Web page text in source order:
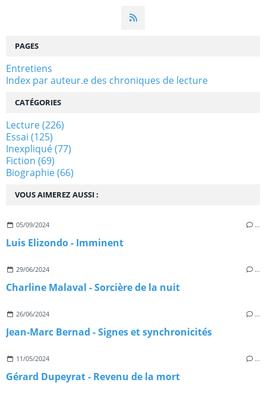
VOUS AIMEREZ AUSSI :
05/09/2024 …
Luis Elizondo - Imminent
29/06/2024 …
Charline Malaval - Sorcière de la nuit
26/06/2024 …
Jean-Marc Bernad - Signes et synchronicités
11/05/2024 …
Gérard Dupeyrat - Revenu de la mort
PAGES
Entretiens
Index par auteur.e des chroniques de lecture
CATÉGORIES
Lecture(226)
Essai (125)
Inexpliqué(77)
Fiction (69)
Biographie(66)